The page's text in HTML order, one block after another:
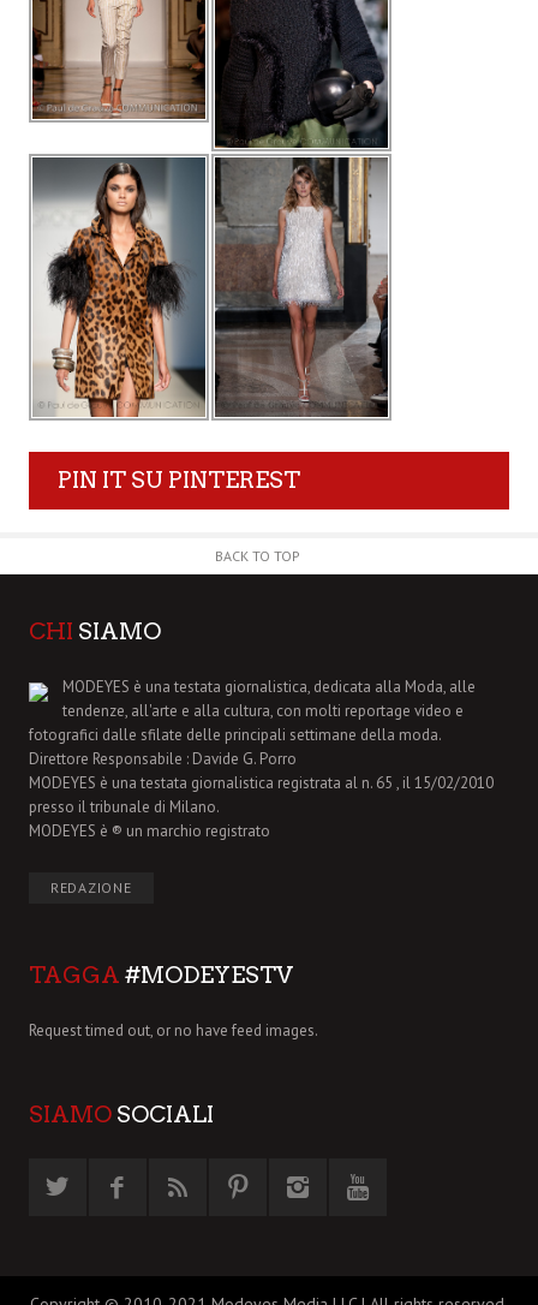
PIN IT SU PINTEREST
BACK TO TOP
CHI SIAMO
MODEYES è una testata giornalistica, dedicata alla Moda, alle
tendenze, all'arte e alla cultura, con molti reportage video e
fotografici dalle sfilate delle principali settimane della moda.
Direttore Responsabile : Davide G. Porro
MODEYES è una testata giornalistica registrata al n. 65 , il 15/02/2010
presso il tribunale di Milano.
MODEYES è ® un marchio registrato
REDAZIONE
TAGGA #MODEYESTV
Request timed out, or no have feed images.
SIAMO SOCIALI